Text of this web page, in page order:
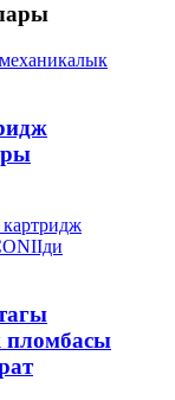
пломбасы